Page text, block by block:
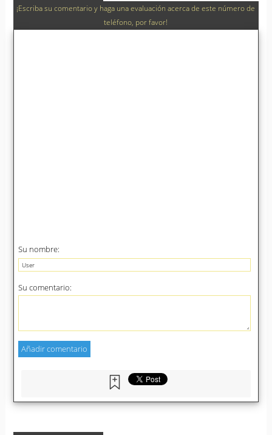
¡Escriba su comentario y haga una evaluación acerca de este número de
teléfono, por favor!
Su nombre:
Su comentario: